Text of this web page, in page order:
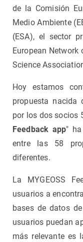
de la Comisión
Medio Ambiente
(ESA), el sector
European Network
Science
Hoy estamos
propuesta nacida
por los dos socios
Feedback app"
entre las 58
diferentes.
La MYGEOSS
usuarios a
bases de datos
usuarios puedan
más relevante es